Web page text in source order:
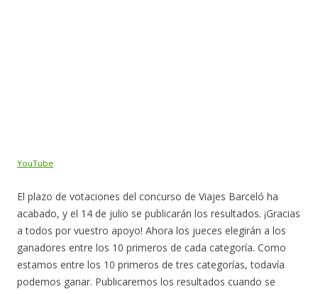
YouTube
El plazo de votaciones del concurso de Viajes Barceló ha
acabado, y el 14 de julio se publicarán los resultados. ¡Gracias
a todos por vuestro apoyo! Ahora los jueces elegirán a los
ganadores entre los 10 primeros de cada categoría. Como
estamos entre los 10 primeros de tres categorías, todavía
podemos ganar. Publicaremos los resultados cuando se